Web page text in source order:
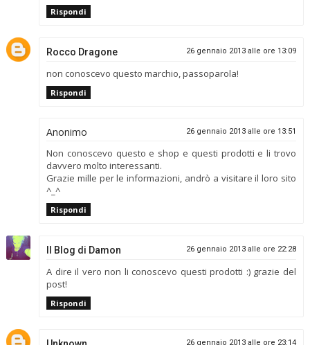
Rispondi
Rocco Dragone 26 gennaio 2013 alle ore 13:09
non conoscevo questo marchio, passoparola!
Rispondi
Anonimo 26 gennaio 2013 alle ore 13:51
Non conoscevo questo e shop e questi prodotti e li trovo
davvero molto interessanti.
Grazie mille per le informazioni, andrò a visitare il loro sito
^_^
Rispondi
Il Blog di Damon 26 gennaio 2013 alle ore 22:28
A dire il vero non li conoscevo questi prodotti :) grazie del
post!
Rispondi
26 gennaio 2013 alle ore 23:14